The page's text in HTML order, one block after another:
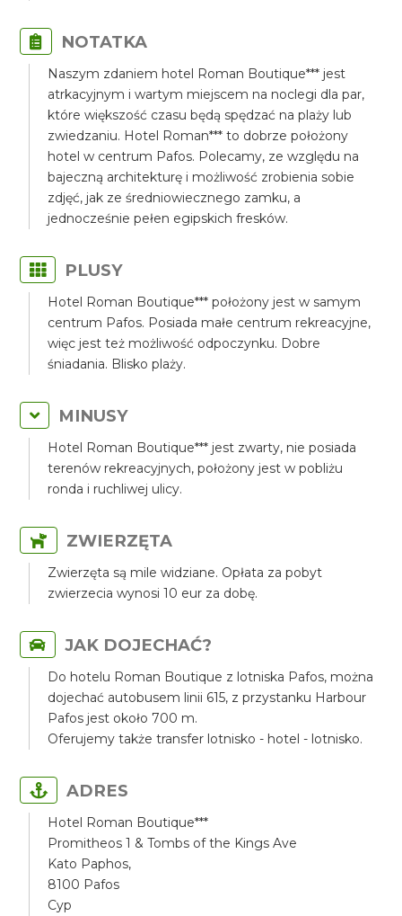
NOTATKA
Naszym zdaniem hotel Roman Boutique*** jest
atrkacyjnym i wartym miejscem na noclegi dla par,
które większość czasu będą spędzać na plaży lub
zwiedzaniu. Hotel Roman*** to dobrze położony
hotel w centrum Pafos. Polecamy, ze względu na
bajeczną architekturę i możliwość zrobienia sobie
zdjęć, jak ze średniowiecznego zamku, a
jednocześnie pełen egipskich fresków.
PLUSY
Hotel Roman Boutique*** położony jest w samym
centrum Pafos. Posiada małe centrum rekreacyjne,
więc jest też możliwość odpoczynku. Dobre
śniadania. Blisko plaży.
MINUSY
Hotel Roman Boutique*** jest zwarty, nie posiada
terenów rekreacyjnych, położony jest w pobliżu
ronda i ruchliwej ulicy.
ZWIERZĘTA
Zwierzęta są mile widziane. Opłata za pobyt
zwierzecia wynosi 10 eur za dobę.
JAK DOJECHAĆ?
Do hotelu Roman Boutique z lotniska Pafos, można
dojechać autobusem linii 615, z przystanku Harbour
Pafos jest około 700 m.
Oferujemy także transfer lotnisko - hotel - lotnisko.
ADRES
Hotel Roman Boutique***
Promitheos 1 & Tombs of the Kings Ave
Kato Paphos,
8100 Pafos
Cyp